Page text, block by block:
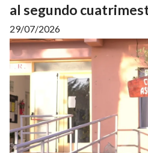
al segundo
29/07/2026